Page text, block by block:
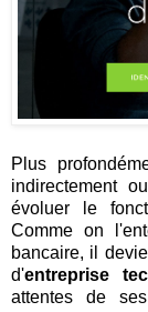
Plus
indirectement
évoluer le
Comme on
bancaire, il
d'entreprise
attentes de